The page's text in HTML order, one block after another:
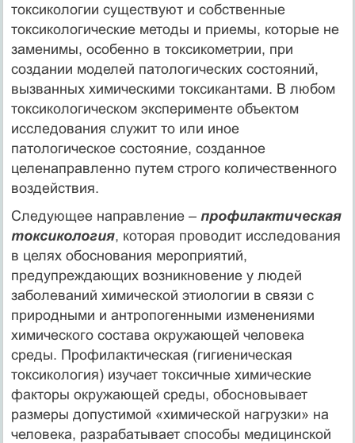
токсикологии существуют и собственные
токсикологические методы и приемы, которые не
заменимы, особенно в токсикометрии, при
создании моделей патологических состояний,
вызванных химическими токсикантами. В любом
токсикологическом эксперименте объектом
исследования служит то или иное
патологическое состояние, созданное
целенаправленно путем строго количественного
воздействия.
Следующее направление – профилактическая
токсикология, которая проводит исследования
в целях обоснования мероприятий,
предупреждающих возникновение у людей
заболеваний химической этиологии в связи с
природными и антропогенными изменениями
химического состава окружающей человека
среды. Профилактическая (гигиеническая
токсикология) изучает токсичные химические
факторы окружающей среды, обосновывает
размеры допустимой «химической нагрузки» на
человека, разрабатывает способы медицинской